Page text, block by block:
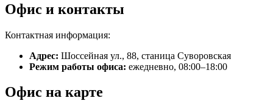
Офис и контакты
Контактная информация:
Адрес: Шоссейная ул., 88, станица Суворовская
Режим работы офиса: ежедневно, 08:00–18:00
Офис на карте